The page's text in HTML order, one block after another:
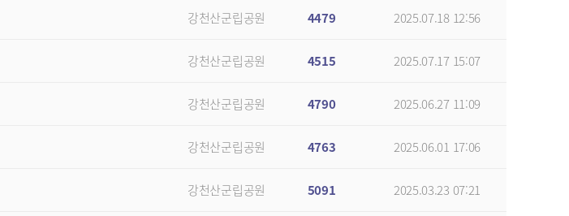
강천산군립공원 4479 2025.07.18 12:56
강천산군립공원 4515 2025.07.17 15:07
강천산군립공원 4790 2025.06.27 11:09
강천산군립공원 4763 2025.06.01 17:06
강천산군립공원 5091 2025.03.23 07:21